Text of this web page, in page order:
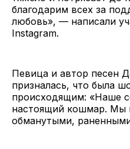
благодарим всех за
любовь», — написали
Instagram.
Певица и автор песен
призналась, что была
происходящим: «Наше
настоящий кошмар. Мы
обманутыми,